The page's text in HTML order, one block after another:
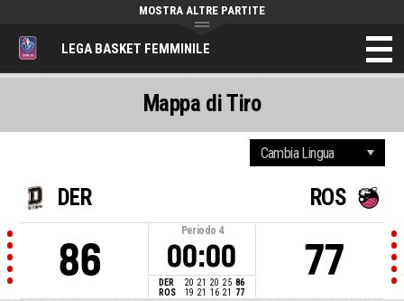
LEGA BASKET FEMMINILE
MOSTRA ALTRE PARTITE
DER
86
Periodo 4
00:00
DER 20 21 20 25 86
ROS
19 21 16 21 77
ROS
77
Mappa di Tiro